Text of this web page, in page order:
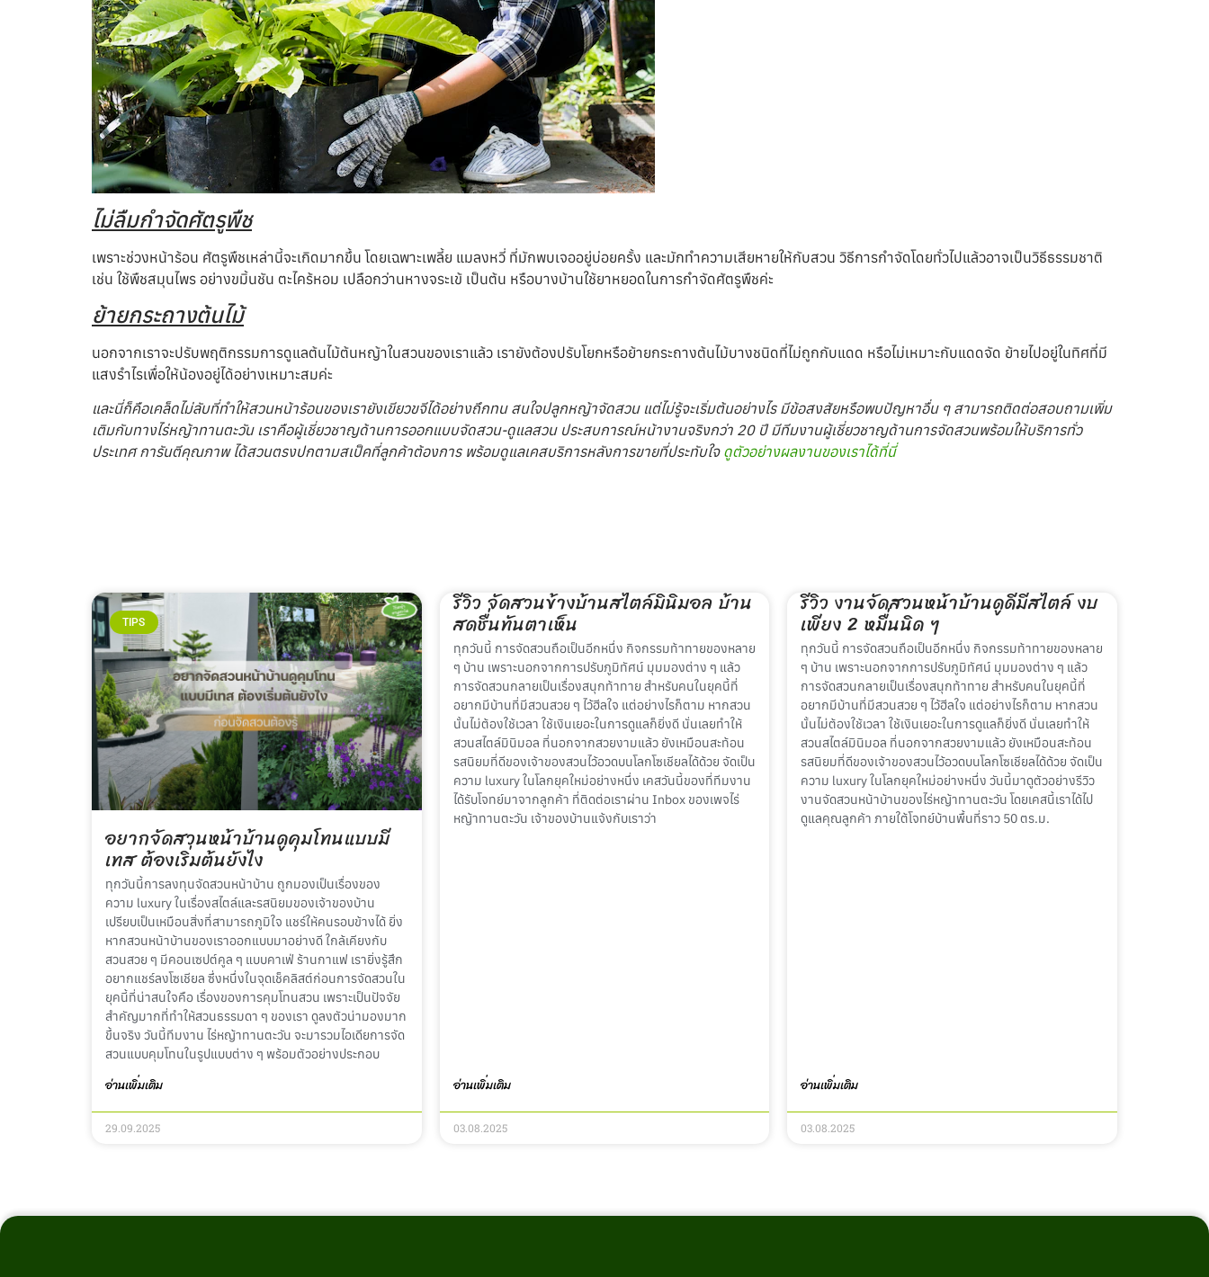
ไม่ลืมกำจัดศัตรูพืช
เพราะช่วงหน้าร้อน ศัตรูพืชเหล่านี้จะเกิดมากขึ้น โดยเฉพาะเพลี้ย แมลงหวี่ ที่มักพบเจออยู่บ่อยครั้ง และมักทำความเสียหายให้กับสวน วิธีการกำจัดโดยทั่วไปแล้วอาจเป็นวิธีธรรมชาติ
เช่น ใช้พืชสมุนไพร อย่างขมิ้นชัน ตะไคร้หอม เปลือกว่านหางจระเข้ เป็นต้น หรือบางบ้านใช้ยาหยอดในการกำจัดศัตรูพืชค่ะ
ย้ายกระถางต้นไม้
นอกจากเราจะปรับพฤติกรรมการดูแลต้นไม้ต้นหญ้าในสวนของเราแล้ว เรายังต้องปรับโยกหรือย้ายกระถางต้นไม้บางชนิดที่ไม่ถูกกับแดด หรือไม่เหมาะกับแดดจัด ย้ายไปอยู่ในทิศที่มี
แสงรำไรเพื่อให้น้องอยู่ได้อย่างเหมาะสมค่ะ
และนี่ก็คือเคล็ดไม่ลับที่ทำให้สวนหน้าร้อนของเรายังเขียวขจีได้อย่างถึกทน สนใจปลูกหญ้าจัดสวน แต่ไม่รู้จะเริ่มต้นอย่างไร มีข้อสงสัยหรือพบปัญหาอื่น ๆ สามารถติดต่อสอบถามเพิ่ม
เติมกับทางไร่หญ้าทานตะวัน เราคือผู้เชี่ยวชาญด้านการออกแบบจัดสวน-ดูแลสวน ประสบการณ์หน้างานจริงกว่า 20 ปี มีทีมงานผู้เชี่ยวชาญด้านการจัดสวนพร้อมให้บริการทั่ว
ประเทศ การันตีคุณภาพ ได้สวนตรงปกตามสเป็คที่ลูกค้าต้องการ พร้อมดูแลเคสบริการหลังการขายที่ประทับใจ ดูตัวอย่างผลงานของเราได้ที่นี่
TIPS
อยากจัดสวนหน้าบ้านดูคุมโทนแบบมี
เทส ต้องเริ่มต้นยังไง
ทุกวันนี้การลงทุนจัดสวนหน้าบ้าน ถูกมองเป็นเรื่องของ
ความ luxury ในเรื่องสไตล์และรสนิยมของเจ้าของบ้าน
เปรียบเป็นเหมือนสิ่งที่สามารถภูมิใจ แชร์ให้คนรอบข้างได้ ยิ่ง
หากสวนหน้าบ้านของเราออกแบบมาอย่างดี ใกล้เคียงกับ
สวนสวย ๆ มีคอนเซปต์คูล ๆ แบบคาเฟ่ ร้านกาแฟ เรายิ่งรู้สึก
อยากแชร์ลงโซเชียล ซึ่งหนึ่งในจุดเช็คลิสต์ก่อนการจัดสวนใน
ยุคนี้ที่น่าสนใจคือ เรื่องของการคุมโทนสวน เพราะเป็นปัจจัย
สำคัญมากที่ทำให้สวนธรรมดา ๆ ของเรา ดูลงตัวน่ามองมาก
ขึ้นจริง วันนี้ทีมงาน ไร่หญ้าทานตะวัน จะมารวมไอเดียการจัด
สวนแบบคุมโทนในรูปแบบต่าง ๆ พร้อมตัวอย่างประกอบ
อ่านเพิ่มเติม
29.09.2025
รีวิว จัดสวนข้างบ้านสไตล์มินิมอล บ้าน
สดชื่นทันตาเห็น
ทุกวันนี้ การจัดสวนถือเป็นอีกหนึ่ง กิจกรรมท้าทายของหลาย
ๆ บ้าน เพราะนอกจากการปรับภูมิทัศน์ มุมมองต่าง ๆ แล้ว
การจัดสวนกลายเป็นเรื่องสนุกท้าทาย สำหรับคนในยุคนี้ที่
อยากมีบ้านที่มีสวนสวย ๆ ไว้ฮีลใจ แต่อย่างไรก็ตาม หากสวน
นั้นไม่ต้องใช้เวลา ใช้เงินเยอะในการดูแลก็ยิ่งดี นั่นเลยทำให้
สวนสไตล์มินิมอล ที่นอกจากสวยงามแล้ว ยังเหมือนสะท้อน
รสนิยมที่ดีของเจ้าของสวนไว้อวดบนโลกโซเชียลได้ด้วย จัดเป็น
ความ luxury ในโลกยุคใหม่อย่างหนึ่ง เคสวันนี้ของที่ทีมงาน
ได้รับโจทย์มาจากลูกค้า ที่ติดต่อเราผ่าน Inbox ของเพจไร่
หญ้าทานตะวัน เจ้าของบ้านแจ้งกับเราว่า
อ่านเพิ่มเติม
03.08.2025
รีวิว งานจัดสวนหน้าบ้านดูดีมีสไตล์ งบ
เพียง 2 หมื่นนิด ๆ
ทุกวันนี้ การจัดสวนถือเป็นอีกหนึ่ง กิจกรรมท้าทายของหลาย
ๆ บ้าน เพราะนอกจากการปรับภูมิทัศน์ มุมมองต่าง ๆ แล้ว
การจัดสวนกลายเป็นเรื่องสนุกท้าทาย สำหรับคนในยุคนี้ที่
อยากมีบ้านที่มีสวนสวย ๆ ไว้ฮีลใจ แต่อย่างไรก็ตาม หากสวน
นั้นไม่ต้องใช้เวลา ใช้เงินเยอะในการดูแลก็ยิ่งดี นั่นเลยทำให้
สวนสไตล์มินิมอล ที่นอกจากสวยงามแล้ว ยังเหมือนสะท้อน
รสนิยมที่ดีของเจ้าของสวนไว้อวดบนโลกโซเชียลได้ด้วย จัดเป็น
ความ luxury ในโลกยุคใหม่อย่างหนึ่ง วันนี้มาดูตัวอย่างรีวิว
งานจัดสวนหน้าบ้านของไร่หญ้าทานตะวัน โดยเคสนี้เราได้ไป
ดูแลคุณลูกค้า ภายใต้โจทย์บ้านพื้นที่ราว 50 ตร.ม.
อ่านเพิ่มเติม
03.08.2025